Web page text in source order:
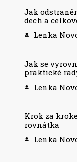
Jak
dech a
Lenka
Jak se
praktické
Lenka
Krok za
rovnátka
Lenka